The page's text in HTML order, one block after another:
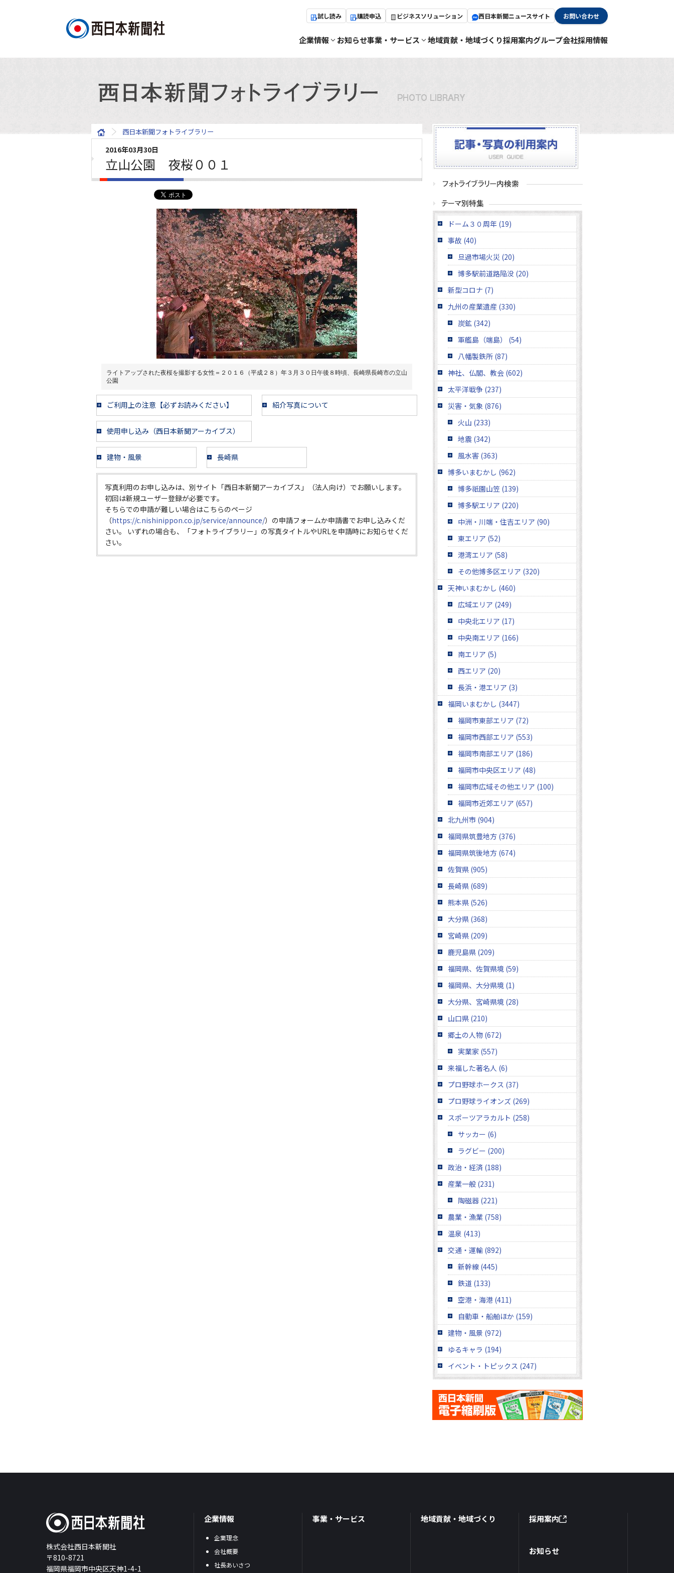
試し読み 購読申込 ビジネスソリューション 西日本新聞ニュースサイト お問い合わせ
企業情報 お知らせ事業・サービス 地域貢献・地域づくり採用案内グループ会社採用情報
西日本新聞フォトライブラリー
2016年03月30日
立山公園 夜桜００１
ライトアップされた夜桜を撮影する女性＝２０１６（平成２８）年３月３０日午後８時頃、長崎県長崎市の立山
公園
ご利用上の注意【必ずお読みください】 紹介写真について
使用申し込み（西日本新聞アーカイブス）
建物・風景 長崎県
写真利用のお申し込みは、別サイト「西日本新聞アーカイブス」（法人向け）でお願いします。
初回は新規ユーザー登録が必要です。
そちらでの申請が難しい場合はこちらのページ
（https://c.nishinippon.co.jp/service/announce/）の申請フォームか申請書でお申し込みくだ
さい。 いずれの場合も、「フォトライブラリー」の写真タイトルやURLを申請時にお知らせくだ
さい。
ドーム３０周年 (19)
事故 (40)
旦過市場火災 (20)
博多駅前道路陥没 (20)
新型コロナ (7)
九州の産業遺産 (330)
炭鉱 (342)
軍艦島（端島） (54)
八幡製鉄所 (87)
神社、仏閣、教会 (602)
太平洋戦争 (237)
災害・気象 (876)
火山 (233)
地震 (342)
風水害 (363)
博多いまむかし (962)
博多祇園山笠 (139)
博多駅エリア (220)
中洲・川端・住吉エリア (90)
東エリア (52)
港湾エリア (58)
その他博多区エリア (320)
天神いまむかし (460)
広域エリア (249)
中央北エリア (17)
中央南エリア (166)
南エリア (5)
西エリア (20)
長浜・港エリア (3)
福岡いまむかし (3447)
福岡市東部エリア (72)
福岡市西部エリア (553)
福岡市南部エリア (186)
福岡市中央区エリア (48)
福岡市広域その他エリア (100)
福岡市近郊エリア (657)
北九州市 (904)
福岡県筑豊地方 (376)
福岡県筑後地方 (674)
佐賀県 (905)
長崎県 (689)
熊本県 (526)
大分県 (368)
宮崎県 (209)
鹿児島県 (209)
福岡県、佐賀県境 (59)
福岡県、大分県境 (1)
大分県、宮崎県境 (28)
山口県 (210)
郷土の人物 (672)
実業家 (557)
来福した著名人 (6)
プロ野球ホークス (37)
プロ野球ライオンズ (269)
スポーツアラカルト (258)
サッカー (6)
ラグビー (200)
政治・経済 (188)
産業一般 (231)
陶磁器 (221)
農業・漁業 (758)
温泉 (413)
交通・運輸 (892)
新幹線 (445)
鉄道 (133)
空港・海港 (411)
自動車・船舶ほか (159)
建物・風景 (972)
ゆるキャラ (194)
イベント・トピックス (247)
株式会社西日本新聞社
〒810-8721
福岡県福岡市中央区天神1-4-1
企業情報
企業理念
会社概要
社長あいさつ
事業・サービス 地域貢献・地域づくり 採用案内
お知らせ